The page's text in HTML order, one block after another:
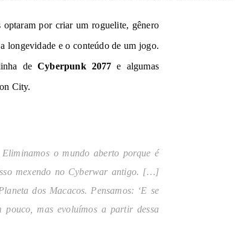
por criar um roguelite, gênero
longevidade e o conteúdo de um jogo.
de Cyberpunk 2077 e algumas
City.
o mundo aberto porque é
mexendo no Cyberwar antigo. […]
dos Macacos. Pensamos: ‘E se
pouco, mas evoluímos a partir dessa